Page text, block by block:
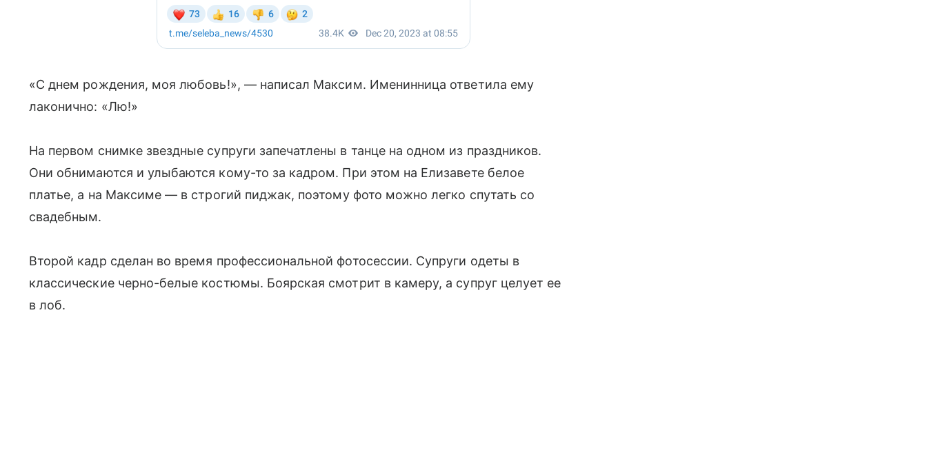
«С днем рождения, моя любовь!», — написал Максим. Именинница ответила ему
лаконично: «Лю!»
На первом снимке звездные супруги запечатлены в танце на одном из праздников.
Они обнимаются и улыбаются кому-то за кадром. При этом на Елизавете белое
платье, а на Максиме — в строгий пиджак, поэтому фото можно легко спутать со
свадебным.
Второй кадр сделан во время профессиональной фотосессии. Супруги одеты в
классические черно-белые костюмы. Боярская смотрит в камеру, а супруг целует ее
в лоб.